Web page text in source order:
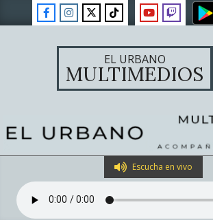
to
EL URBANO
MULTIMEDIOS
Navigation
Menu
Escucha en vivo